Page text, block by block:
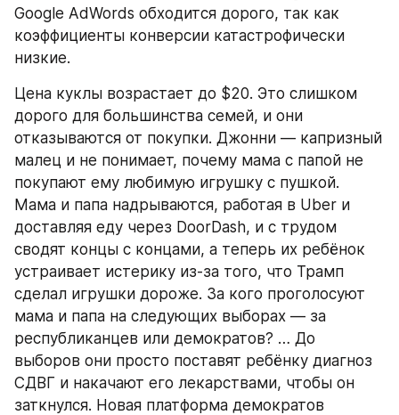
Google AdWords обходится дорого, так как
коэффициенты конверсии катастрофически
низкие.
Цена куклы возрастает до $20. Это слишком
дорого для большинства семей, и они
отказываются от покупки. Джонни — капризный
малец и не понимает, почему мама с папой не
покупают ему любимую игрушку с пушкой.
Мама и папа надрываются, работая в Uber и
доставляя еду через DoorDash, и с трудом
сводят концы с концами, а теперь их ребёнок
устраивает истерику из-за того, что Трамп
сделал игрушки дороже. За кого проголосуют
мама и папа на следующих выборах — за
республиканцев или демократов? … До
выборов они просто поставят ребёнку диагноз
СДВГ и накачают его лекарствами, чтобы он
заткнулся. Новая платформа демократов